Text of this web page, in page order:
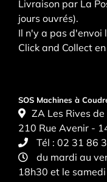
Livraison par La
jours ouvrés).
Il n'y a pas d'envoi
Click and Collect
SOS Machines à
ZA Les Rives
210 Rue Avenir -
Tél : 02 31 86
du mardi au
18h30 et le